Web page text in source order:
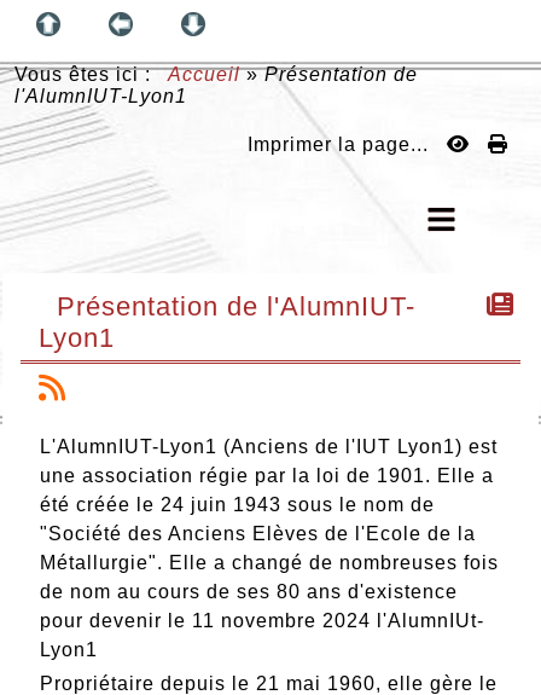
Vous êtes ici :Accueil»Présentation de
l'AlumnIUT-Lyon1
Imprimer la page...
Présentation de l'AlumnIUT-
Lyon1
L'AlumnIUT-Lyon1 (Anciens de l'IUT Lyon1) est
une association régie par la loi de 1901. Elle a
été créée le 24 juin 1943 sous le nom de
"Société des Anciens Elèves de l'Ecole de la
Métallurgie". Elle a changé de nombreuses fois
de nom au cours de ses 80 ans d'existence
pour devenir le 11 novembre 2024 l'AlumnIUt-
Lyon1
Propriétaire depuis le 21 mai 1960, elle gère le